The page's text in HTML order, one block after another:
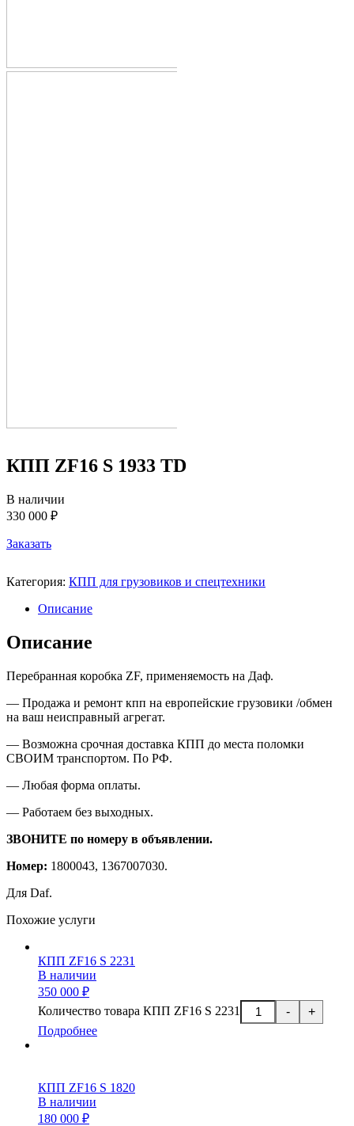
КПП ZF16 S 1933 TD
В наличии
330 000 ₽
Заказать
Категория: КПП для грузовиков и спецтехники
Описание
Описание
Перебранная коробка ZF, применяемость на Даф.
— Продажа и ремонт кпп на европейские грузовики /обмен
на ваш неисправный агрегат.
— Возможна срочная доставка КПП до места поломки
СВОИМ транспортом. По РФ.
— Любая форма оплаты.
— Работаем без выходных.
ЗВОНИТЕ по номеру в объявлении.
Номер: 1800043, 1367007030.
Для Daf.
Похожие услуги
КПП ZF16 S 2231
В наличии
350 000 ₽
-
Количество товара КПП ZF16 S 2231
+
Подробнее
КПП ZF16 S 1820
В наличии
180 000 ₽